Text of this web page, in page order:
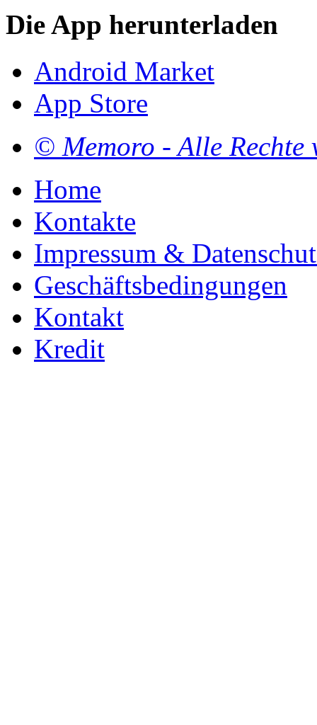
Die App herunterladen
Android Market
App Store
© Memoro - Alle Rechte
Home
Kontakte
Impressum &
Geschäftsbedingungen
Kontakt
Kredit